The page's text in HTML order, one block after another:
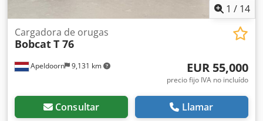
1 / 14
Apeldoorn 9,131 km
Cargadora de orugas
BobcatT 76
EUR 55,000
precio fijo IVA no incluído
Consultar Llamar